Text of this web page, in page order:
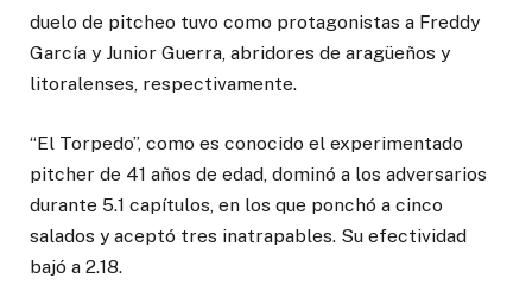
duelo de pitcheo tuvo como protagonistas a Freddy
García y Junior Guerra, abridores de aragüeños y
litoralenses, respectivamente.
“El Torpedo”, como es conocido el experimentado
pitcher de 41 años de edad, dominó a los adversarios
durante 5.1 capítulos, en los que ponchó a cinco
salados y aceptó tres inatrapables. Su efectividad
bajó a 2.18.